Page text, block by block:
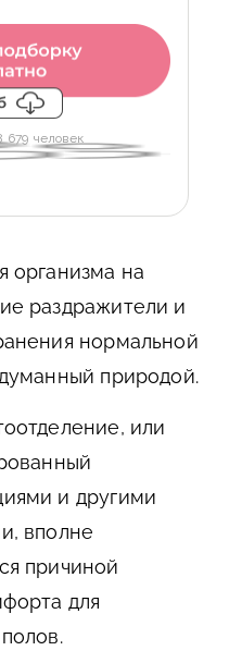
679 человек
организма на
раздражители и
нормальной
природой.
или
и другими
вполне
причиной
для